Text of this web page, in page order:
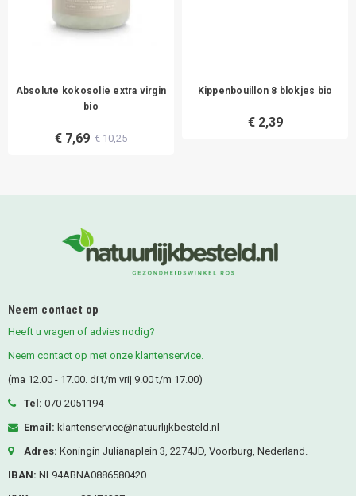
Absolute kokosolie extra virgin
bio
€ 7,69 € 10,25
Kippenbouillon 8 blokjes bio
€ 2,39
Neem contact op
Heeft u vragen of advies nodig?
Neem contact op met onze klantenservice.
(ma 12.00 - 17.00. di t/m vrij 9.00 t/m 17.00)
Tel: 070-2051194
Email: klantenservice@natuurlijkbesteld.nl
Adres: Koningin Julianaplein 3, 2274JD, Voorburg, Nederland.
IBAN: NL94ABNA0886580420